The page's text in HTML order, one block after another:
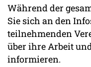
Während der
Sie sich an den
teilnehmenden
über ihre Arbeit
informieren.